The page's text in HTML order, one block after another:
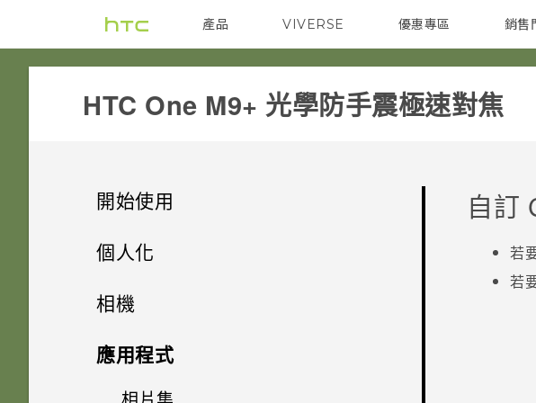
產品
VIVE G REIGNS 智慧型手機
VIVERSE 優惠專區
焦點訊息 校園
銷售
銷售
HTC One M9+ 光學防手震極速對焦‎
開始使用
打開包裝
SD 卡
為電池充電
HTC Sense 首頁
休眠模式
個人化
手機設定及傳輸
初次設定 HTC One M9+
從 HTC 備份還原內容
個人化
尋找主題
相機
相機
相機畫面
應用程式
相片集
自訂
若
若